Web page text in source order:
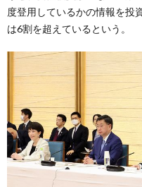
度登用しているかの情報を投
は6割を超えているという。